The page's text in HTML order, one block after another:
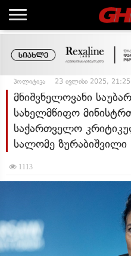
პოლიტიკა 23 ივლისი 2025, 21:25
მნიშვნელოვანი
სახელმწიფო
საქართველო
სალომე ზურაბიშვილი
1113